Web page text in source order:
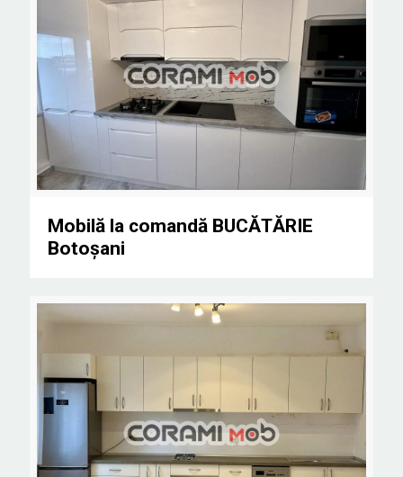
Mobilă la comandă BUCĂTĂRIE Botoşani
Mobilă la comandă BUCĂTĂRIE
Botoşani